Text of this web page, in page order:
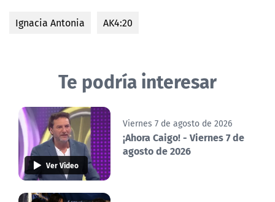
Ignacia Antonia AK4:20
Te podría interesar
Ver Video
Viernes 7 de agosto de 2026
¡Ahora Caigo! - Viernes 7 de
agosto de 2026